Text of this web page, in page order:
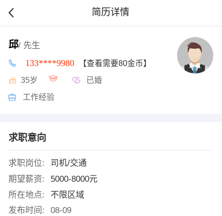
简历详情
邱/ 先生
133****9980 【查看需要80金币】
35岁 已婚
工作经验
求职意向
求职岗位:
司机/交通
期望薪资:
5000-8000元
所在地点:
不限区域
发布时间:
08-09